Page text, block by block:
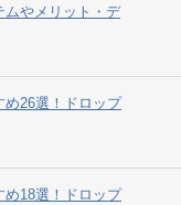
ムやメリット・デ
め26選！ドロップ
め18選！ドロップ